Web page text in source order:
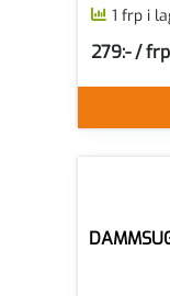
1 frp i
279:- / frp
SEK per FRP